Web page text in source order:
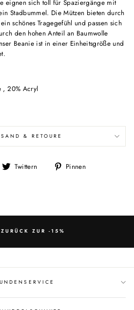
eignen sich toll für Spaziergänge mit
Stadbummel. Die Mützen bieten durch
schönes Tragegefühl und passen sich
den hohen Anteil an Baumwolle
Beanie ist in einer Einheitsgröße und
, 20% Acryl
& RETOURE
Twittern Pinnen
ZURÜCK ZUR -15%